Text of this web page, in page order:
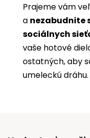
Prajeme vám
a nezabudnite
sociálnych
vaše hotové
ostatných, aby
umeleckú dráhu.